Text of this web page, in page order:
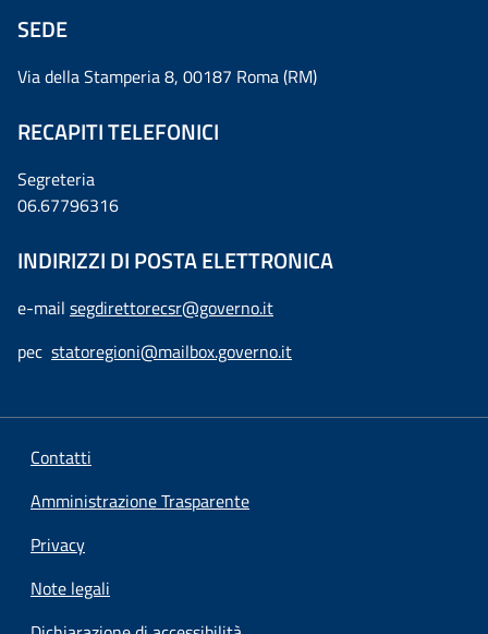
SEDE
Via della Stamperia 8, 00187 Roma (RM)
RECAPITI TELEFONICI
Segreteria
06.67796316
INDIRIZZI DI POSTA ELETTRONICA
e-mail segdirettorecsr@governo.it
pec statoregioni@mailbox.governo.it
Contatti
Amministrazione Trasparente
Privacy
Note legali